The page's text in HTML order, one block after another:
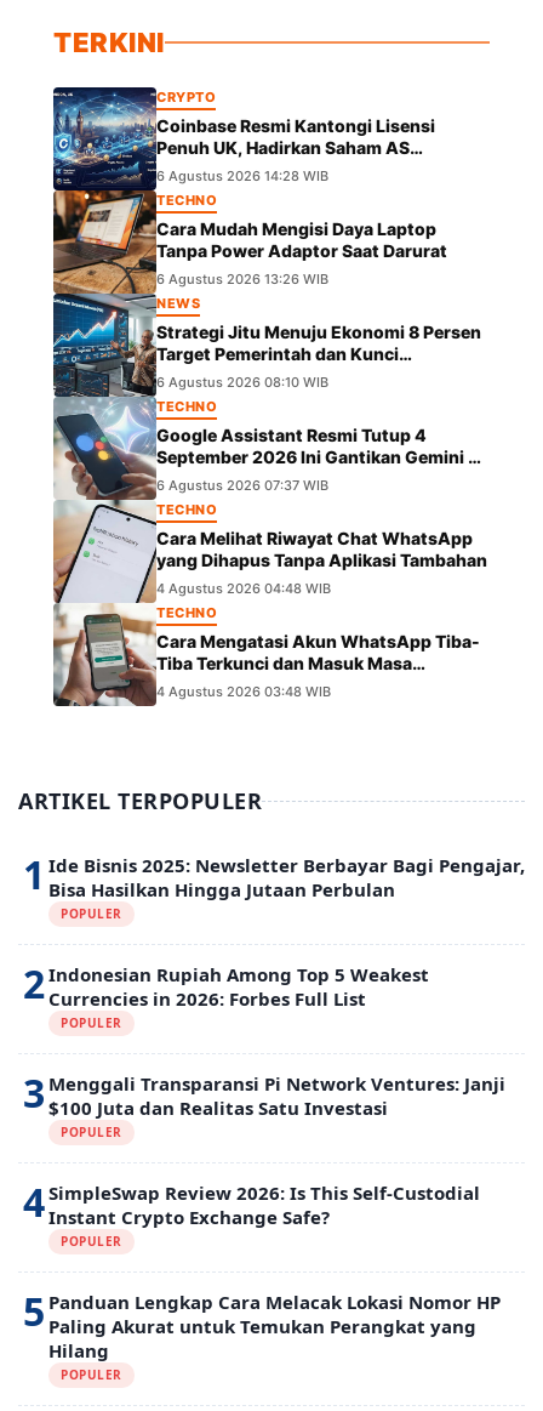
TERKINI
CRYPTO
Coinbase Resmi Kantongi Lisensi
Penuh UK, Hadirkan Saham AS
Tokenisasi dengan Hak Dividen
6 Agustus 2026 14:28 WIB
TECHNO
Cara Mudah Mengisi Daya Laptop
Tanpa Power Adaptor Saat Darurat
6 Agustus 2026 13:26 WIB
NEWS
Strategi Jitu Menuju Ekonomi 8 Persen
Target Pemerintah dan Kunci
Pertumbuhannya
6 Agustus 2026 08:10 WIB
TECHNO
Google Assistant Resmi Tutup 4
September 2026 Ini Gantikan Gemini di
Android
6 Agustus 2026 07:37 WIB
TECHNO
Cara Melihat Riwayat Chat WhatsApp
yang Dihapus Tanpa Aplikasi Tambahan
4 Agustus 2026 04:48 WIB
TECHNO
Cara Mengatasi Akun WhatsApp Tiba-
Tiba Terkunci dan Masuk Masa
Peninjauan Massal
4 Agustus 2026 03:48 WIB
ARTIKEL TERPOPULER
1 Ide Bisnis 2025: Newsletter Berbayar Bagi Pengajar,
Bisa Hasilkan Hingga Jutaan Perbulan
POPULER
2Indonesian Rupiah Among Top 5 Weakest
Currencies in 2026: Forbes Full List
POPULER
3 Menggali Transparansi Pi Network Ventures: Janji
$100 Juta dan Realitas Satu Investasi
POPULER
4SimpleSwap Review 2026: Is This Self-Custodial
Instant Crypto Exchange Safe?
POPULER
5 Panduan Lengkap Cara Melacak Lokasi Nomor HP
Paling Akurat untuk Temukan Perangkat yang
Hilang
POPULER